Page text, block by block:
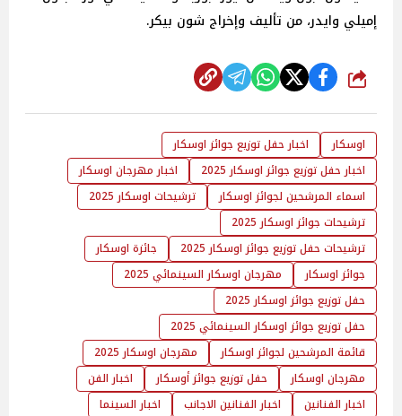
إميلي وايدر، من تأليف وإخراج شون بيكر.
شارك
اوسكار
اخبار حفل توزيع جوائز اوسكار
اخبار حفل توزيع جوائز اوسكار 2025
اخبار مهرجان اوسكار
اسماء المرشحين لجوائز اوسكار
ترشيحات اوسكار 2025
ترشيحات جوائز اوسكار 2025
ترشيحات حفل توزيع جوائز اوسكار 2025
جائزة اوسكار
جوائز اوسكار
مهرجان اوسكار السينمائي 2025
حفل توزيع جوائز اوسكار 2025
حفل توزيع جوائز اوسكار السينمائي 2025
قائمة المرشحين لجوائز اوسكار
مهرجان اوسكار 2025
مهرجان اوسكار
حفل توزيع جوائز أوسكار
اخبار الفن
اخبار الفنانين
اخبار الفنانين الاجانب
اخبار السينما